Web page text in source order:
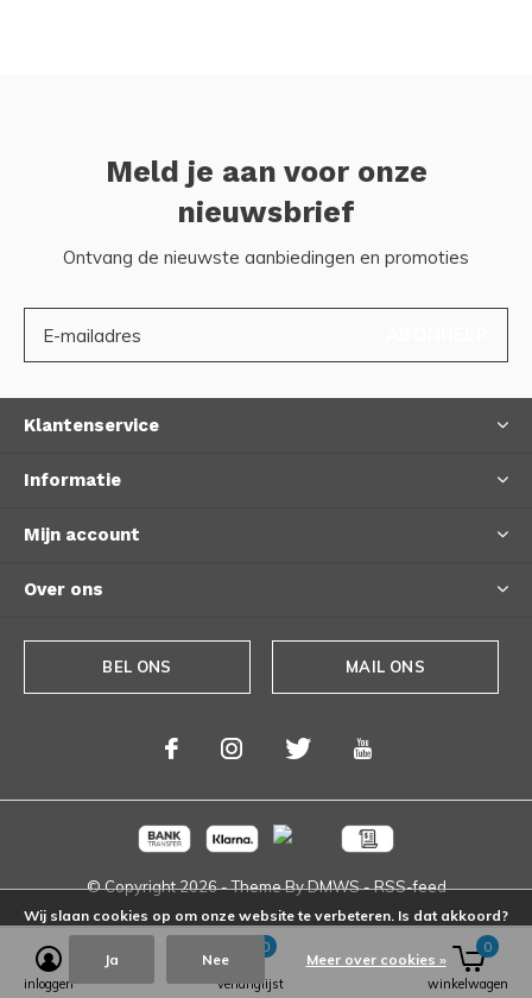
Meld je aan voor onze
nieuwsbrief
Ontvang de nieuwste aanbiedingen en promoties
Klantenservice
Informatie
Mijn account
Over ons
BEL ONS MAIL ONS
© Copyright2026- Theme ByDMWS-RSS-feed
inloggen verlanglijst
0
winkelwagen
0
Wij slaan cookies op om onze website te verbeteren. Is dat akkoord?
Ja Nee Meer over cookies »